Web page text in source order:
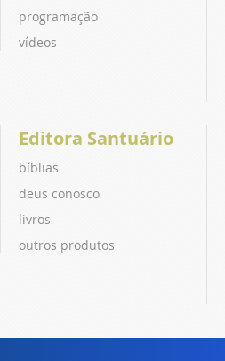
programação
vídeos
Editora Santuário
bíblias
deus conosco
livros
outros produtos